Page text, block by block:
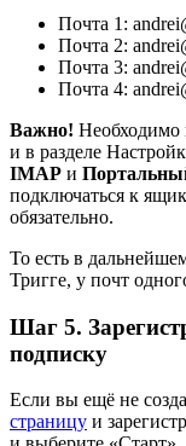
Почта 1:
Почта 2:
Почта 3:
Почта 4:
Важно! Необходимо
и в разделе
IMAP и
подключаться к
обязательно.
То есть в
Тригге, у почт
Шаг 5.
подписку
Если вы ещё не
страницу и